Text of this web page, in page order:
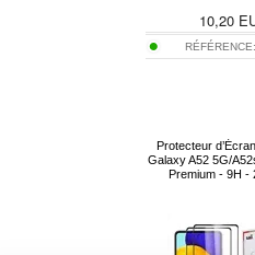
10,20
RÉFÉRENCE:
Protecteur
Galaxy A52 5G/
Premium - 9H -